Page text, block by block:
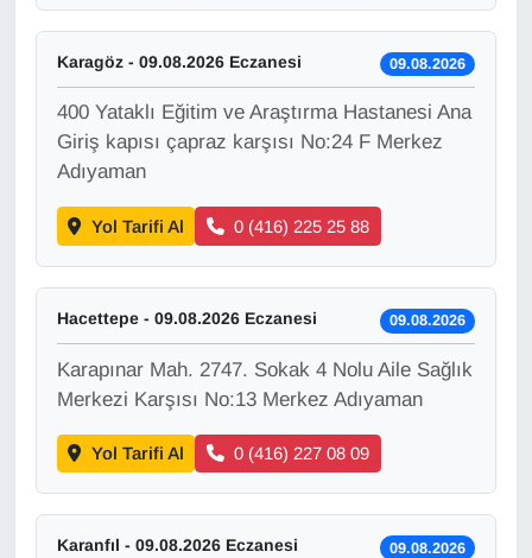
Karagöz - 09.08.2026 Eczanesi 09.08.2026
400 Yataklı Eğitim ve Araştırma Hastanesi Ana
Giriş kapısı çapraz karşısı No:24 F Merkez
Adıyaman
Yol Tarifi Al 0 (416) 225 25 88
Hacettepe - 09.08.2026 Eczanesi 09.08.2026
Karapınar Mah. 2747. Sokak 4 Nolu Aile Sağlık
Merkezi Karşısı No:13 Merkez Adıyaman
Yol Tarifi Al 0 (416) 227 08 09
Karanfıl - 09.08.2026 Eczanesi 09.08.2026
Kadın
Kamu Alımları
Kim Kimdir?
Kültür & Sanat
KURDÎ
MAGAZİN
MEDYA
ONE EKONOMİ